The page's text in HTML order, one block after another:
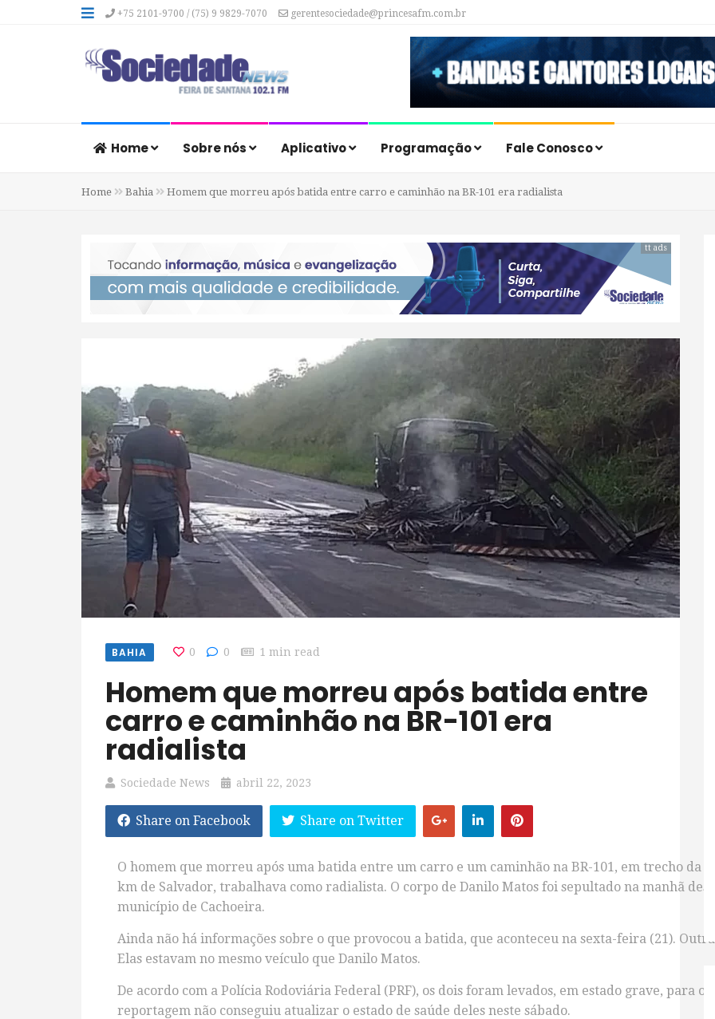
+75 2101-9700 / (75) 9 9829-7070 gerentesociedade@princesafm.com.br
Home Sobre nós Aplicativo Programação Fale Conosco
Home Bahia Homem que morreu após batida entre carro e caminhão na BR-101 era radialista
tt ads
BAHIA 0 0 1 min read
Homem que morreu após batida entre
carro e caminhão na BR-101 era
radialista
Sociedade News abril 22, 2023
Share on Facebook Share on Twitter
O homem que morreu após uma batida entre um carro e um caminhão na BR-101, em trecho da
km de Salvador, trabalhava como radialista. O corpo de Danilo Matos foi sepultado na manhã
município de Cachoeira.
Ainda não há informações sobre o que provocou a batida, que aconteceu na sexta-feira (21).
Elas estavam no mesmo veículo que Danilo Matos.
De acordo com a Polícia Rodoviária Federal (PRF), os dois foram levados, em estado grave, para o
reportagem não conseguiu atualizar o estado de saúde deles neste sábado.